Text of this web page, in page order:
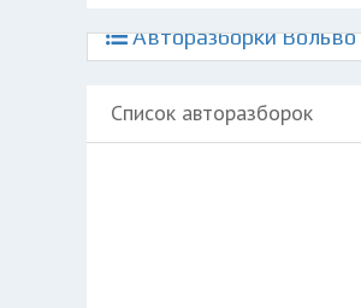
Авторазборки Вольво
Список авторазборок